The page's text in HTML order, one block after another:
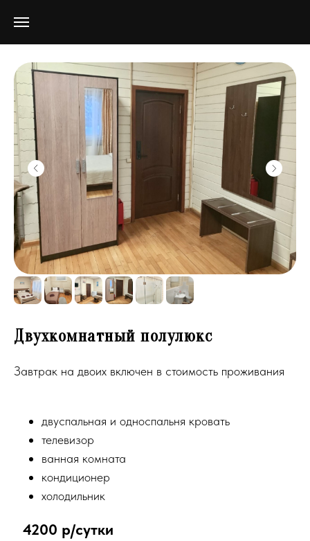
Двухкомнатный полулюкс
Завтрак на двоих включен в стоимость проживания
двуспальная и односпальня кровать
телевизор
ванная комната
кондиционер
холодильник
4200 р/сутки